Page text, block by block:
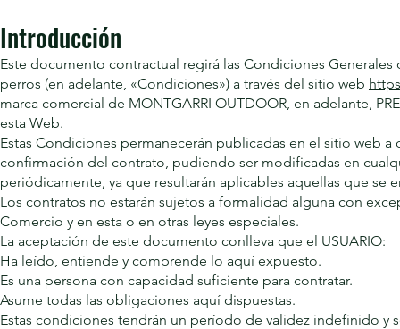
Introducción
Este documento contractual regirá las Condiciones
perros (en adelante, «Condiciones») a través del sitio web
marca comercial de MONTGARRI OUTDOOR, en adelante,
esta Web.
Estas Condiciones permanecerán publicadas en el sitio web
confirmación del contrato, pudiendo ser modificadas en
periódicamente, ya que resultarán aplicables aquellas que
Los contratos no estarán sujetos a formalidad alguna con
Comercio y en esta o en otras leyes especiales.
La aceptación de este documento conlleva que el USUARIO:
Ha leído, entiende y comprende lo aquí expuesto.
Es una persona con capacidad suficiente para contratar.
Asume todas las obligaciones aquí dispuestas.
Estas condiciones tendrán un período de validez indefinido y